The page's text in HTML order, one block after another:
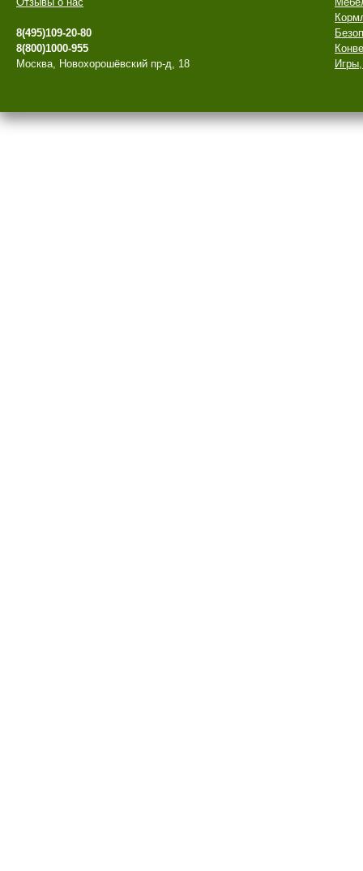
8(495)109-20-80
8(800)1000-955
Москва, Новохорошёвский пр-д, 18